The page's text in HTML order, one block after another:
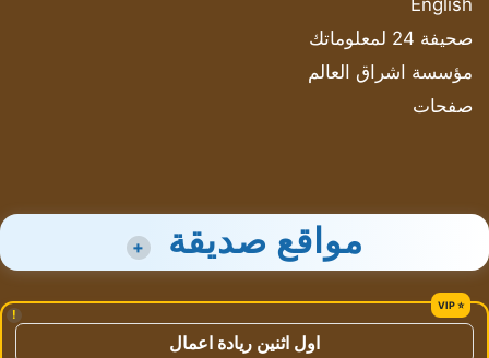
English
صحيفة 24 لمعلوماتك
مؤسسة اشراق العالم
صفحات
مواقع صديقة +
!
اول اثنين ريادة اعمال